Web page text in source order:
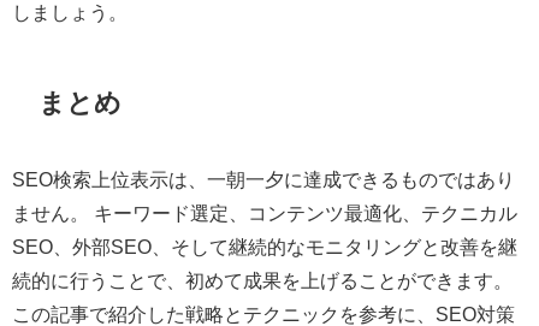
しましょう。
まとめ
SEO検索上位表示は、一朝一夕に達成できるものではあり
ません。 キーワード選定、コンテンツ最適化、テクニカル
SEO、外部SEO、そして継続的なモニタリングと改善を継
続的に行うことで、初めて成果を上げることができます。
この記事で紹介した戦略とテクニックを参考に、SEO対策